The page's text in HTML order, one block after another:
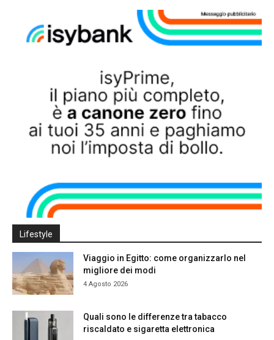
Lifestyle
Viaggio in Egitto: come organizzarlo nel
migliore dei modi
4 Agosto 2026
Quali sono le differenze tra tabacco
riscaldato e sigaretta elettronica